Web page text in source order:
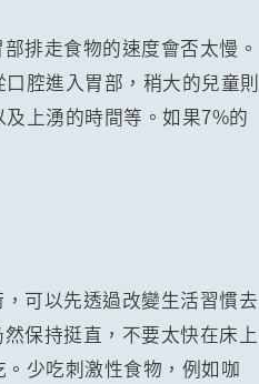
排走食物的速度會否太慢。
腔進入胃部，稍大的兒童則
上湧的時間等。如果7%的
可以先透過改變生活習慣去
保持挺直，不要太快在床上
少吃刺激性食物，例如咖